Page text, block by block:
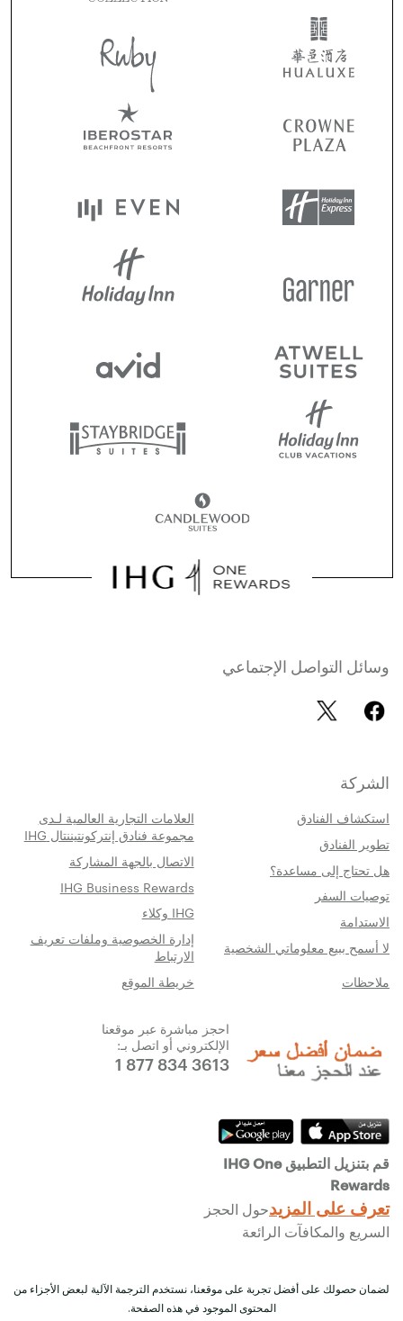
وسائل التواصل الإجتماعي
الشركة
استكشاف الفنادق
العلامات التجارية العالمية لـدى
مجموعة فنادق إنتركونتيننتال IHG
تطوير الفنادق
الاتصال بالجهة المشاركة
هل تحتاج إلى مساعدة؟
IHG Business Rewards
توصيات السفر
IHG وكلاء
الاستدامة
إدارة الخصوصية وملفات تعريف
الارتباط
لا أسمح ببيع معلوماتي الشخصية
خريطة الموقع
ملاحظات
احجز مباشرة عبر موقعنا
الإلكتروني أو اتصل بـ:
1 877 834 3613
قم بتنزيل التطبيق IHG One
Rewards
تعرف على المزيدحول الحجز
السريع والمكافآت الرائعة
لضمان حصولك على أفضل تجربة على موقعنا، نستخدم الترجمة الآلية لبعض الأجزاء من
المحتوى الموجود في هذه الصفحة.